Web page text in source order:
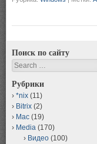
Поиск по сайту
Search
Рубрики
*nix (11)
Bitrix (2)
Mac (19)
Media (170)
Видео (100)